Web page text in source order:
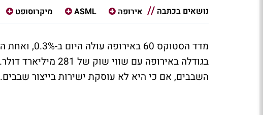
נושאים בכתבה אירופה ASML מיקרוסופט
השבבים, אם כי היא לא עוסקת ישירות בייצור שבבים.